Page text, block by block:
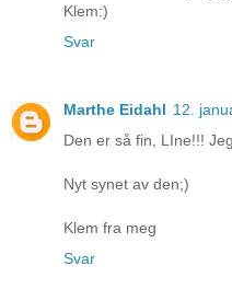
Klem:)
Svar
Marthe Eidahl 12.
Den er så fin, LIne!!!
Nyt synet av den;)
Klem fra meg
Svar